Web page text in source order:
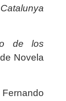
Catalunya
de los
Novela